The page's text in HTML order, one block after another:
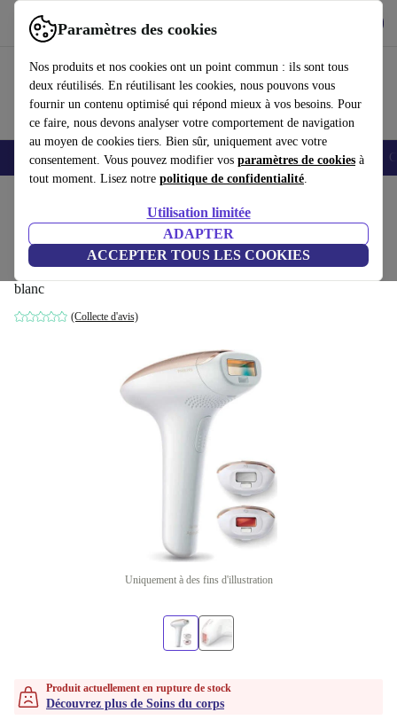
Paramètres des cookies
Nos produits et nos cookies ont un point commun : ils sont tous
deux réutilisés. En réutilisant les cookies, nous pouvons vous
fournir un contenu optimisé qui répond mieux à vos besoins. Pour
ce faire, nous devons analyser votre comportement de navigation
au moyen de cookies tiers. Bien sûr, uniquement avec votre
consentement. Vous pouvez modifier vos paramètres de cookies à
tout moment. Lisez notre politique de confidentialité.
Utilisation limitée
ADAPTER
ACCEPTER TOUS LES COOKIES
Utilisez refurbed rapidement et facilement
Smartphones Laptops Tablettes Montres connectées Accessoires
Philips SC1999/00 Lumea Advanced
Series 7000 IPL-Épilateur
blanc
(Collecte d'avis)
Uniquement à des fins d'illustration
Produit actuellement en rupture de stock
Découvrez plus de Soins du corps